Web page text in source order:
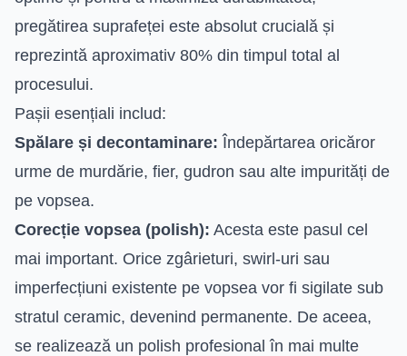
pregătirea suprafeței este absolut crucială și
reprezintă aproximativ 80% din timpul total al
procesului.
Pașii esențiali includ:
Spălare și decontaminare: Îndepărtarea oricăror
urme de murdărie, fier, gudron sau alte impurități de
pe vopsea.
Corecție vopsea (polish): Acesta este pasul cel
mai important. Orice zgârieturi, swirl-uri sau
imperfecțiuni existente pe vopsea vor fi sigilate sub
stratul ceramic, devenind permanente. De aceea,
se realizează un polish profesional în mai multe